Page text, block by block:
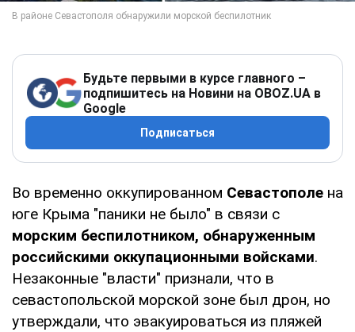
Будьте первыми в курсе главного –
подпишитесь на Новини на OBOZ.UA в
Google
Подписаться
Во временно оккупированном Севастополе на
юге Крыма "паники не было" в связи с
морским беспилотником, обнаруженным
российскими оккупационными войсками.
Незаконные "власти" признали, что в
севастопольской морской зоне был дрон, но
утверждали, что эвакуироваться из пляжей